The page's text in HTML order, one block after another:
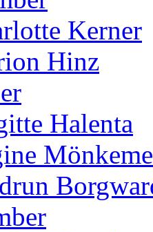
Kerner
Hinz
Halenta